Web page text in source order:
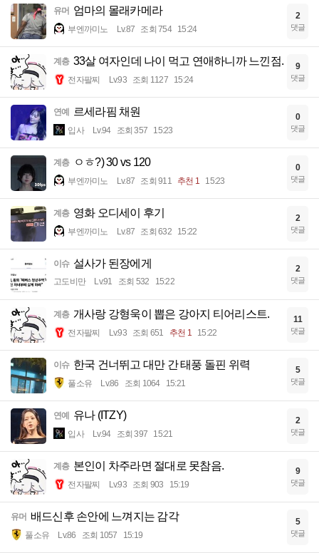
유머 엄마의 몰래카메라
부엔까미노 Lv.87 조회 754 15:24
2
댓글
계층 33살 여자인데 나이 먹고 연애하니까 느낀점.
전자팔찌 Lv.93 조회 1127 15:24
9
댓글
연예 르세라핌 채원
입사 Lv.94 조회 357 15:23
0
댓글
계층 ㅇㅎ?) 30 vs 120
부엔까미노 Lv.87 조회 911 추천 1 15:23
0
댓글
계층 영화 오디세이 후기
부엔까미노 Lv.87 조회 632 15:22
2
댓글
이슈 설사가 된장에게
고도비만 Lv.91 조회 532 15:22
2
댓글
계층 개사랑 강형욱이 뽑은 강아지 티어리스트.
전자팔찌 Lv.93 조회 651 추천 1 15:22
11
댓글
이슈 한국 건너뛰고 대만 간 태풍 돌핀 위력
풀소유 Lv.86 조회 1064 15:21
5
댓글
연예 유나 (ITZY)
입사 Lv.94 조회 397 15:21
2
댓글
계층 본인이 차주라면 절대로 못참음.
전자팔찌 Lv.93 조회 903 15:19
9
댓글
유머 배드신후 손안에 느껴지는 감각
풀소유 Lv.86 조회 1057 15:19
5
댓글